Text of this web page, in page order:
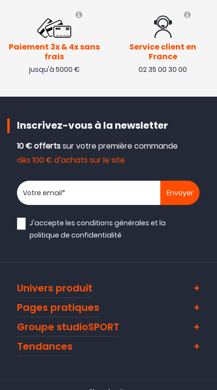
Paiement 3x & 4x sans
frais
jusqu'à 5000 €
Service client en
France
02 35 00 30 00
Inscrivez-vous à la newsletter
10 € offertssur votre première commande
dès 100 € d’achats sur le site
Votre adresse email
J'accepte lesconditions générales et la
politique de confidentialité
Univers produit
Pages pratiques
Groupe studioSPORT
Tendances